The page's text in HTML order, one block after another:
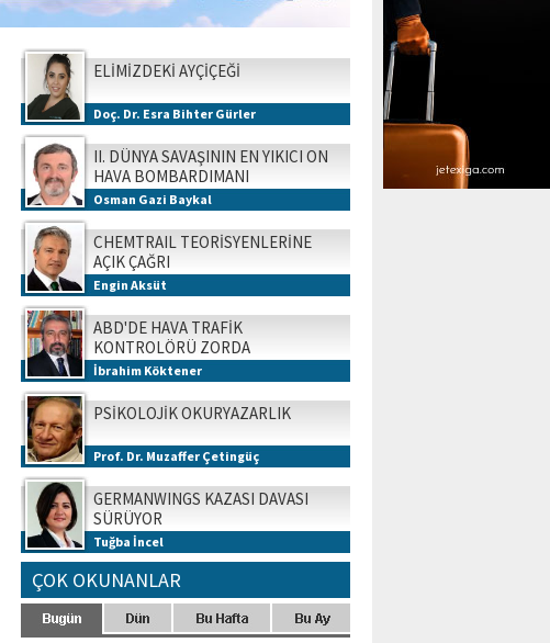
ELİMİZDEKİ AYÇİÇEĞİ
Doç. Dr. Esra Bihter Gürler
II. DÜNYA SAVAŞININ EN YIKICI ON
HAVA BOMBARDIMANI
Osman Gazi Baykal
CHEMTRAIL TEORİSYENLERİNE
AÇIK ÇAĞRI
Engin Aksüt
ABD'DE HAVA TRAFİK
KONTROLÖRÜ ZORDA
İbrahim Köktener
PSİKOLOJİK OKURYAZARLIK
Prof. Dr. Muzaffer Çetingüç
GERMANWINGS KAZASI DAVASI
SÜRÜYOR
Tuğba İncel
ÇOK OKUNANLAR